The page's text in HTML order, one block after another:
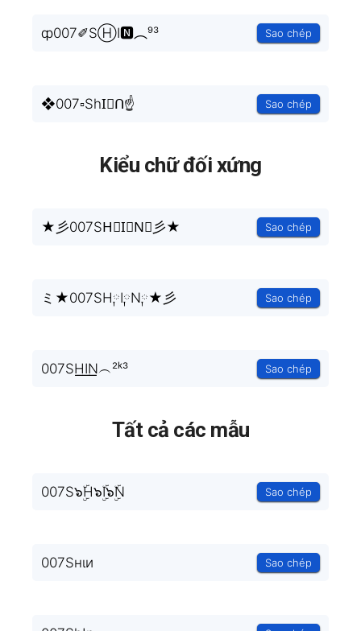
ȹ007✐SⒽI🅽︵⁹³ Sao chép
❖007▫ShI⃣ᑎ☝ Sao chép
Kiểu chữ đối xứng
★彡007SH⃣I⃣N⃣彡★ Sao chép
ミ★007SH༙I༙N༙★彡 Sao chép
007SH͟͟I͟͟N͟͟︵²ᵏ³ Sao chép
Tất cả các mẫu
007S๖ۣۜH๖ۣۜI๖ۣۜN Sao chép
007Sнιи Sao chép